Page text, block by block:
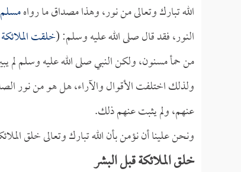
الله تبارك وتعالى من نور، وهذا مصداق ما رواهمسلم
النور، فقد قال صلى الله عليه وسلم: (خلقت
من حمأ مسنون، ولكن النبي صلى الله عليه وسلم لم
ولذلك اختلفت الأقوال والآراء، هل هو من نور
عنهم، ولم يثبت عنهم ذلك.
ونحن علينا أن نؤمن بأن الله تبارك وتعالى خلق
خلق الملائكة قبل البشر